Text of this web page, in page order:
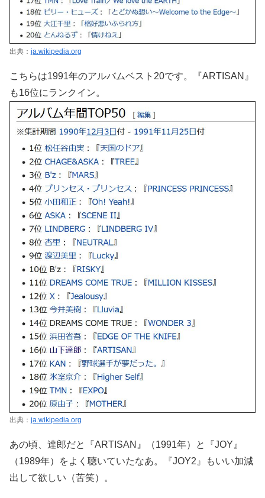
出典： ja.wikipedia.org
こちらは1991年のアルバムベスト20です。『ARTISAN』
も16位にランクイン。
出典： ja.wikipedia.org
あの頃、達郎だと『ARTISAN』（1991年）と『JOY』
（1989年）をよく聴いていたなあ。『JOY2』もいい加減
出して欲しい（苦笑）。